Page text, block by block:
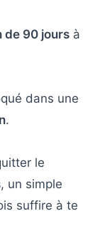
de 90 jours à
dans une
.
le
, un simple
suffire à te